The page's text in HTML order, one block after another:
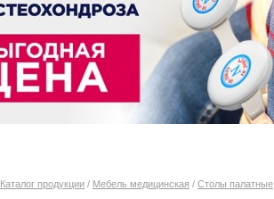
Каталог продукции / Мебель медицинская / Столы палатные